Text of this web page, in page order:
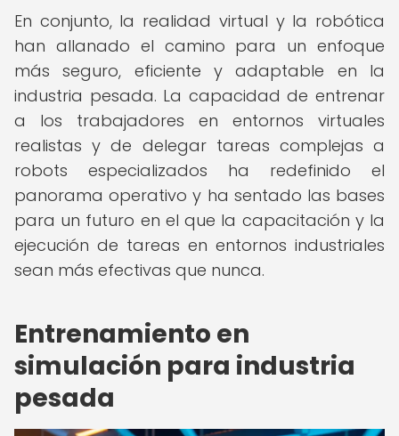
En conjunto, la realidad virtual y la robótica
han allanado el camino para un enfoque
más seguro, eficiente y adaptable en la
industria pesada. La capacidad de entrenar
a los trabajadores en entornos virtuales
realistas y de delegar tareas complejas a
robots especializados ha redefinido el
panorama operativo y ha sentado las bases
para un futuro en el que la capacitación y la
ejecución de tareas en entornos industriales
sean más efectivas que nunca.
Entrenamiento en
simulación para industria
pesada